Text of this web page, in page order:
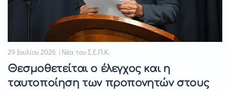
29 Ιουλίου 2026 | Νέα του Σ.Ε.Π.Κ.
Θεσμοθετείται ο έλεγχος και η
ταυτοποίηση των προπονητών στους